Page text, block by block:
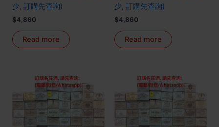
少, 訂購先查詢)
$4,860
Read more
少, 訂購先查詢)
$4,860
Read more